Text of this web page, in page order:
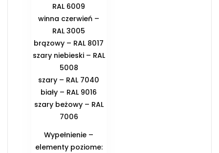
RAL 6009
winna czerwień –
RAL 3005
brązowy – RAL 8017
szary niebieski – RAL
5008
szary – RAL 7040
biały – RAL 9016
szary beżowy – RAL
7006
Wypełnienie –
elementy poziome: